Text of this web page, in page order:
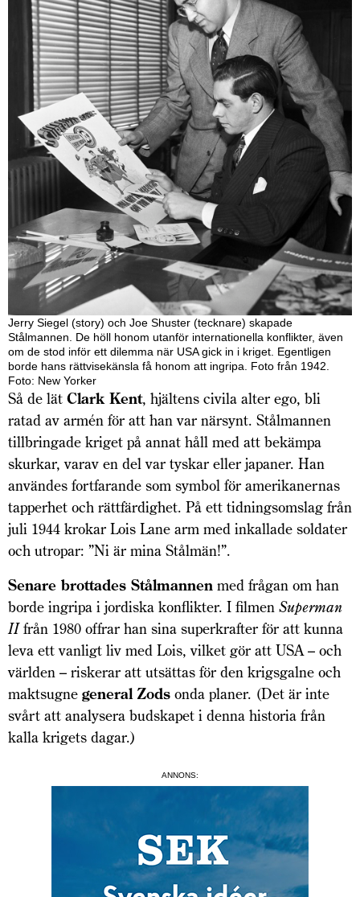
Jerry Siegel (story) och Joe Shuster (tecknare) skapade
Stålmannen. De höll honom utanför internationella konflikter, även
om de stod inför ett dilemma när USA gick in i kriget. Egentligen
borde hans rättvise­känsla få honom att ingripa. Foto från 1942.
Foto: New Yorker
Så de lät Clark Kent, hjältens civila alter ego, bli
ratad av armén för att han var närsynt. Stålmannen
tillbringade kriget på annat håll med att bekämpa
skurkar, varav en del var tyskar eller japaner. Han
användes fortfarande som symbol för amerikanernas
tapperhet och rättfärdighet. På ett tidningsomslag från
juli 1944 krokar Lois Lane arm med inkallade soldater
och utropar: ”Ni är mina Stålmän!”.
Senare brottades Stålmannen med frågan om han
borde ingripa i jordiska konflikter. I filmen Superman
IIfrån 1980 offrar han sina superkrafter för att kunna
leva ett vanligt liv med Lois, vilket gör att USA – och
världen – riskerar att utsättas för den krigsgalne och
maktsugne general Zods onda planer. (Det är inte
svårt att analysera budskapet i denna historia från
kalla krigets dagar.)
ANNONS: